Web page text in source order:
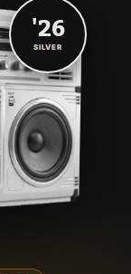
'26
SILVER